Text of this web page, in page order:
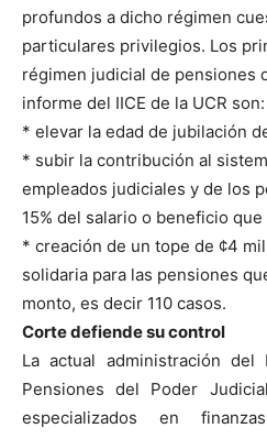
profundos a dicho régimen
particulares privilegios. Los
régimen judicial de pensiones
informe del IICE de la UCR son:
* elevar la edad de jubilación
* subir la contribución al
empleados judiciales y de los
15% del salario o beneficio
* creación de un tope de ¢4
solidaria para las pensiones
monto, es decir 110 casos.
Corte defiende su control
La actual administración
Pensiones del Poder
especializados en